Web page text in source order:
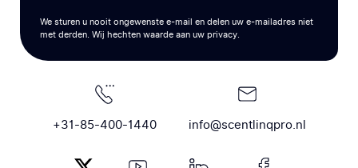
We sturen u nooit ongewenste e-mail en delen uw e-mailadres niet
met derden. Wij hechten waarde aan uw privacy.
+31-85-400-1440 info@scentlinqpro.nl